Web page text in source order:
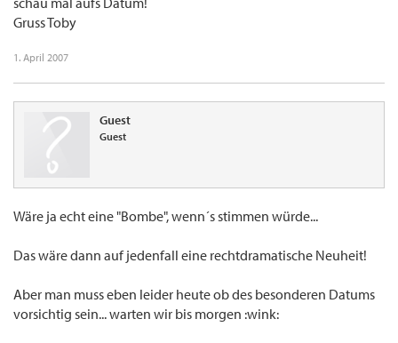
Gruss Toby
1. April 2007
Guest
Guest
Wäre ja echt eine "Bombe", wenn´s stimmen würde...
Das wäre dann auf jedenfall eine rechtdramatische Neuheit!
Aber man muss eben leider heute ob des besonderen Datums
vorsichtig sein... warten wir bis morgen :wink: